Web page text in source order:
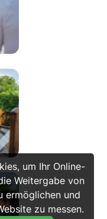
um Ihr Online-
Weitergabe von
ermöglichen und
zu messen.